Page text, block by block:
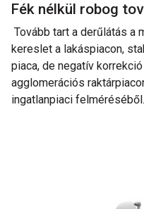
Fék nélkül robog
Tovább tart a derűlátás a
kereslet a lakáspiacon,
piaca, de negatív
agglomerációs
ingatlanpiaci felméréséből.